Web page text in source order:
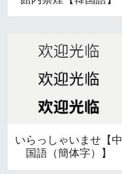
いらっしゃいませ【中
国語（簡体字）】